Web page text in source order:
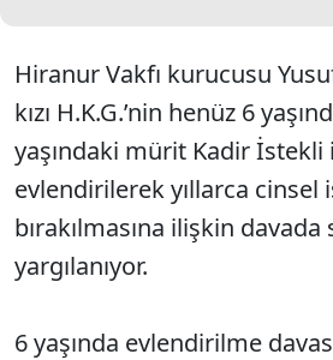
Hiranur Vakfı kurucusu
kızı H.K.G.’nin henüz 6
yaşındaki mürit Kadir
evlendirilerek yıllarca
bırakılmasına ilişkin
yargılanıyor.
6 yaşında evlendirilme